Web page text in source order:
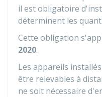
il est obligatoire
déterminent les
Cette obligation
2020.
Les appareils
être relevables à
ne soit nécessaire